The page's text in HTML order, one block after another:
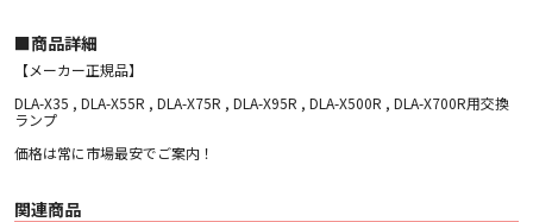
■︎商品詳細
【メーカー正規品】
DLA-X35 , DLA-X55R , DLA-X75R , DLA-X95R , DLA-X500R , DLA-X700R用交換
ランプ
価格は常に市場最安でご案内！
関連商品